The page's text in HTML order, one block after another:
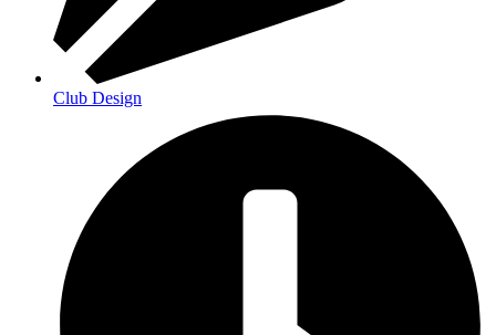
Club Design